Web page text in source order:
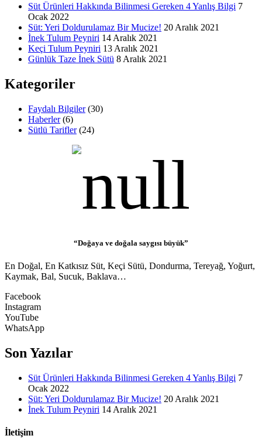
Süt Ürünleri Hakkında Bilinmesi Gereken 4 Yanlış Bilgi 7
Ocak 2022
Süt: Yeri Doldurulamaz Bir Mucize! 20 Aralık 2021
İnek Tulum Peyniri 14 Aralık 2021
Keçi Tulum Peyniri 13 Aralık 2021
Günlük Taze İnek Sütü 8 Aralık 2021
Kategoriler
Faydalı Bilgiler(30)
Haberler(6)
Sütlü Tarifler(24)
“Doğaya ve doğala saygısı büyük”
En Doğal, En Katkısız Süt, Keçi Sütü, Dondurma, Tereyağ, Yoğurt,
Kaymak, Bal, Sucuk, Baklava…
Facebook
Instagram
YouTube
WhatsApp
Son Yazılar
Süt Ürünleri Hakkında Bilinmesi Gereken 4 Yanlış Bilgi 7
Ocak 2022
Süt: Yeri Doldurulamaz Bir Mucize! 20 Aralık 2021
İnek Tulum Peyniri 14 Aralık 2021
İletişim